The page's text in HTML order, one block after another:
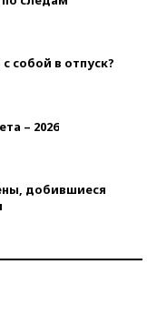
собой в отпуск?
– 2026
добившиеся